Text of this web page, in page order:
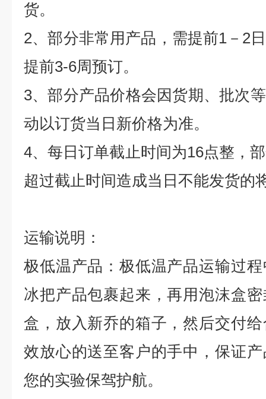
货。
2、部分非常用产品，需提前1 － 2
提前3-6周预订。
3、部分产品价格会因货期、批次
动以订货当日新价格为准。
4、每日订单截止时间为16点整，
超过截止时间造成当日不能发货的
运输说明：
极低温产品：极低温产品运输过
冰把产品包裹起来，再用泡沫盒
盒，放入新乔的箱子，然后交付
效放心的送至客户的手中，保证
您的实验保驾护航。